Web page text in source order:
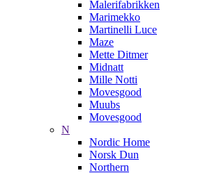
Malerifabrikken
Marimekko
Martinelli Luce
Maze
Mette Ditmer
Midnatt
Mille Notti
Movesgood
Muubs
Movesgood
N
Nordic Home
Norsk Dun
Northern